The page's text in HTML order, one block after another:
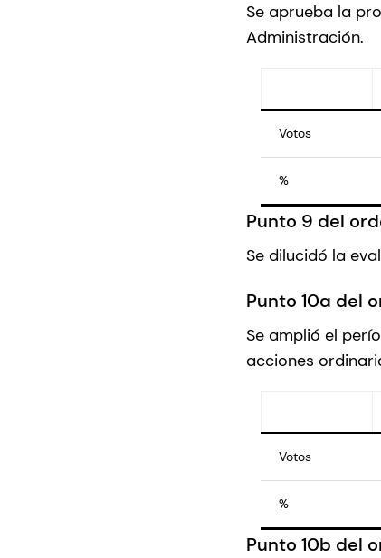
Se aprueba la
Administración.
Votos
%
Punto 9 del
Se dilucidó la
Punto 10a del
Se amplió el
acciones
Votos
%
Punto 10b del